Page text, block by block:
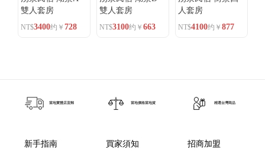
雙人套房
NT$3400约￥ 728
雙人套房
NT$3100约￥ 663
人套房
NT$4100约￥ 877
當地實體店直郵 當地價格當地貨 精選台灣商品
新手指南 買家須知 招商加盟